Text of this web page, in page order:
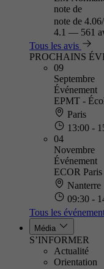
note de
note de
4.1 — 561
Tous les avis
PROCHAINS
09
Septembre
Événement
EPMT -
Paris
13:00 -
04
Novembre
Événement
ECOR Paris
Nanterre
09:30 -
Tous les
Média
S’INFORMER
Actualité
Orientation